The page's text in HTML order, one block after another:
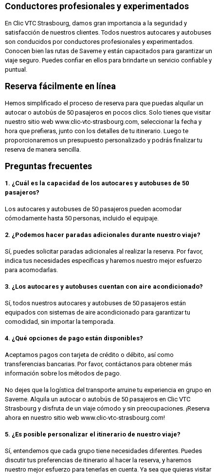
Conductores profesionales y experimentados
En Clic VTC Strasbourg, damos gran importancia a la seguridad y
satisfacción de nuestros clientes. Todos nuestros autocares y autobuses
son conducidos por conductores profesionales y experimentados.
Conocen bien las rutas de Saverne y están capacitados para garantizar un
viaje seguro. Puedes confiar en ellos para brindarte un servicio confiable y
puntual.
Reserva fácilmente en línea
Hemos simplificado el proceso de reserva para que puedas alquilar un
autocar o autobús de 50 pasajeros en pocos clics. Solo tienes que visitar
nuestro sitio web www.clic-vtc-strasbourg.com, seleccionar la fecha y
hora que prefieras, junto con los detalles de tu itinerario. Luego te
proporcionaremos un presupuesto personalizado y podrás finalizar tu
reserva de manera sencilla.
Preguntas frecuentes
1. ¿Cuál es la capacidad de los autocares y autobuses de 50
pasajeros?
Los autocares y autobuses de 50 pasajeros pueden acomodar
cómodamente hasta 50 personas, incluido el equipaje.
2. ¿Podemos hacer paradas adicionales durante nuestro viaje?
Sí, puedes solicitar paradas adicionales al realizar la reserva. Por favor,
indica tus necesidades específicas y haremos nuestro mejor esfuerzo
para acomodarlas.
3. ¿Los autocares y autobuses cuentan con aire acondicionado?
Sí, todos nuestros autocares y autobuses de 50 pasajeros están
equipados con sistemas de aire acondicionado para garantizar tu
comodidad, sin importar la temporada.
4. ¿Qué opciones de pago están disponibles?
Aceptamos pagos con tarjeta de crédito o débito, así como
transferencias bancarias. Por favor, contáctanos para obtener más
información sobre los métodos de pago.
No dejes que la logística del transporte arruine tu experiencia en grupo en
Saverne. Alquila un autocar o autobús de 50 pasajeros en Clic VTC
Strasbourg y disfruta de un viaje cómodo y sin preocupaciones. ¡Reserva
ahora en nuestro sitio web www.clic-vtc-strasbourg.com!
5. ¿Es posible personalizar el itinerario de nuestro viaje?
Sí, entendemos que cada grupo tiene necesidades diferentes. Puedes
discutir tus preferencias de itinerario al hacer la reserva, y haremos
nuestro mejor esfuerzo para tenerlas en cuenta. Ya sea que quieras visitar